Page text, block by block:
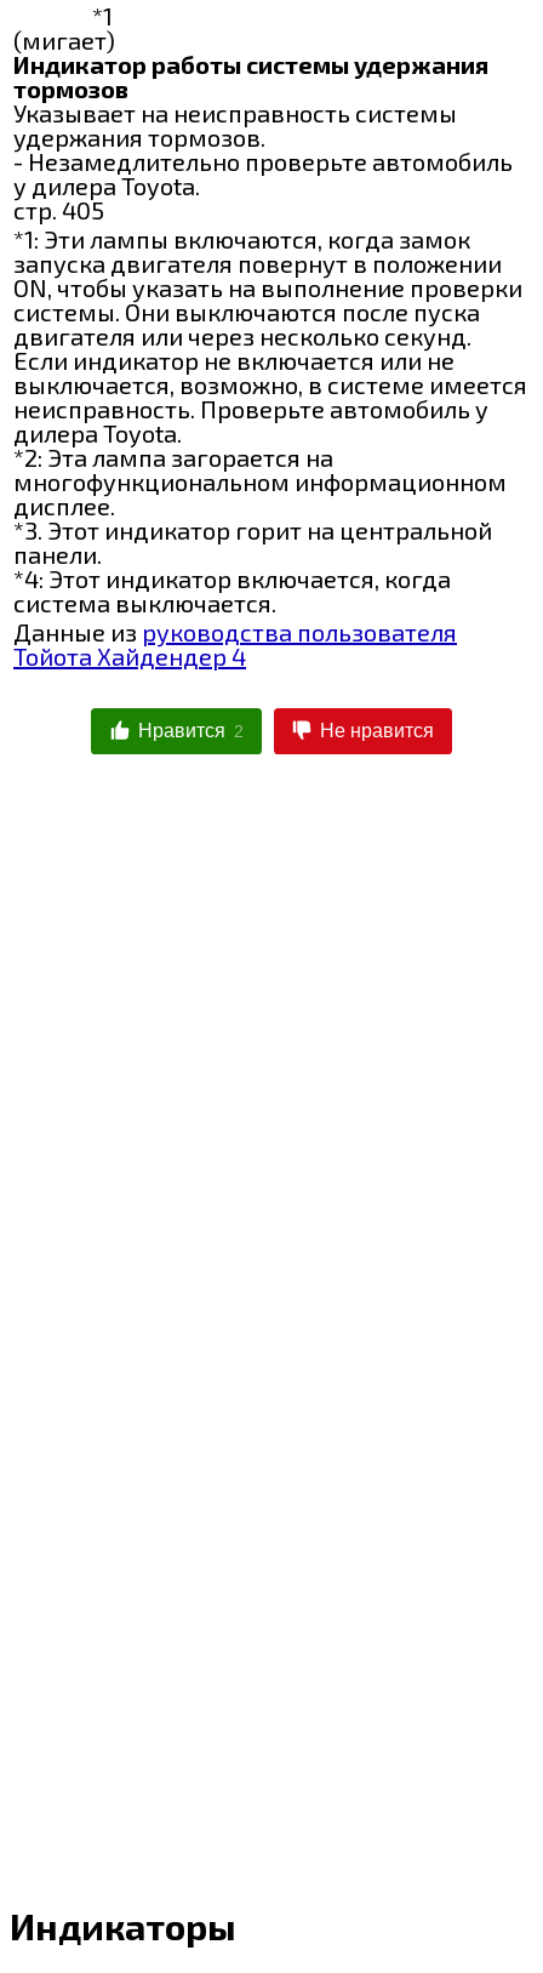
*1
(мигает)
Индикатор работы системы удержания
тормозов
Указывает на неисправность системы
удержания тормозов.
- Незамедлительно проверьте автомобиль
у дилера Toyota.
стр. 405
*1: Эти лампы включаются, когда замок
запуска двигателя повернут в положении
ON, чтобы указать на выполнение проверки
системы. Они выключаются после пуска
двигателя или через несколько секунд.
Если индикатор не включается или не
выключается, возможно, в системе имеется
неисправность. Проверьте автомобиль у
дилера Toyota.
*2: Эта лампа загорается на
многофункциональном информационном
дисплее.
*3. Этот индикатор горит на центральной
панели.
*4: Этот индикатор включается, когда
система выключается.
Данные из руководства пользователя
Тойота Хайдендер 4
Нравится 2 Не нравится
Индикаторы